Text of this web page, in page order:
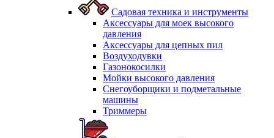
Садовая техника и инструменты
Аксессуары для моек высокого
давления
Аксессуары для цепных пил
Воздуходувки
Газонокосилки
Мойки высокого давления
Снегоуборщики и подметальные
машины
Триммеры